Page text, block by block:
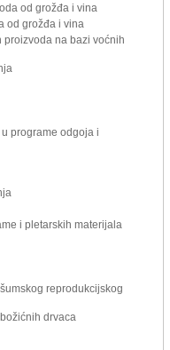
od grožđa i vina
od grožđa i vina
na bazi voćnih
programe odgoja i
i pletarskih materijala
reprodukcijskog
drvaca